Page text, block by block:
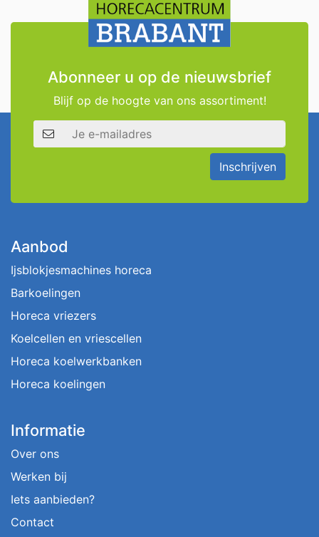
Abonneer u op de nieuwsbrief
Blijf op de hoogte van ons assortiment!
E-mailadres
Inschrijven
Aanbod
Ijsblokjesmachines horeca
Barkoelingen
Horeca vriezers
Koelcellen en vriescellen
Horeca koelwerkbanken
Horeca koelingen
Informatie
Over ons
Werken bij
Iets aanbieden?
Contact